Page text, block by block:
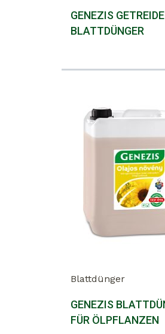
GENEZIS
BLATTDÜNGER
Blattdünger
GENEZIS
FÜR ÖLPFLANZEN